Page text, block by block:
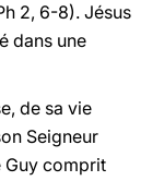
2, 6-8). Jésus
dans une
de sa vie
Seigneur
Guy comprit